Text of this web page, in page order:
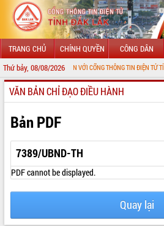
TRANG CHỦ CHÍNH QUYỀN CÔNG DÂN
Thứ bảy, 08/08/2026
MỪNG ĐẾN VỚI CỔNG THÔNG TIN ĐIỆN TỬ TỈNH ĐẮK LẮK
GIỚI THIỆU
LÃNH ĐẠO UBND TỈNH
TIN TỨC SỰ KIỆN
SỞ, BAN, NGÀNH
UBND CÁC XÃ, PHƯỜNG
THÔNG TIN CHỈ ĐẠO ĐIỀU HÀNH
VĂN BẢN CHỈ ĐẠO ĐIỀU HÀNH
Bản PDF
7389/UBND-TH
PDF cannot be displayed.
Quay lại